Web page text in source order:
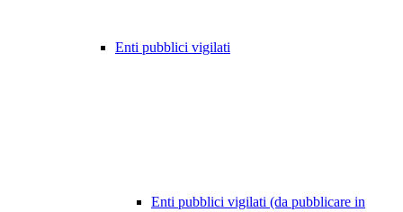
Enti pubblici vigilati
Enti pubblici vigilati (da pubblicare in